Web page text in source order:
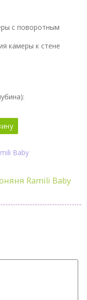
с поворотным
камеры к стене
Baby
Ramili Baby